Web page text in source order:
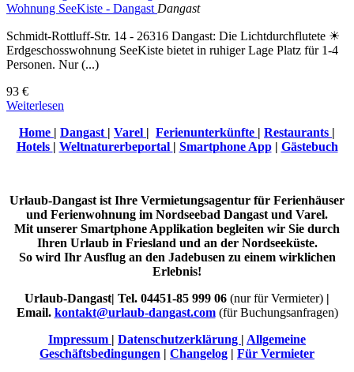
Wohnung SeeKiste - Dangast Dangast
Schmidt-Rottluff-Str. 14 - 26316 Dangast: Die Lichtdurchflutete ☀
Erdgeschosswohnung SeeKiste bietet in ruhiger Lage Platz für 1-4
Personen. Nur (...)
93 €
Weiterlesen
Home | Dangast | Varel | Ferienunterkünfte | Restaurants |
Hotels | Weltnaturerbeportal | Smartphone App| Gästebuch
Urlaub-Dangast ist Ihre Vermietungsagentur für Ferienhäuser
und Ferienwohnung im Nordseebad Dangast und Varel.
Mit unserer Smartphone Applikation begleiten wir Sie durch
Ihren Urlaub in Friesland und an der Nordseeküste.
So wird Ihr Ausflug an den Jadebusen zu einem wirklichen
Erlebnis!
Urlaub-Dangast| Tel. 04451-85 999 06 (nur für Vermieter) |
Email. kontakt@urlaub-dangast.com (für Buchungsanfragen)
Impressum | Datenschutzerklärung | Allgemeine
Geschäftsbedingungen | Changelog | Für Vermieter